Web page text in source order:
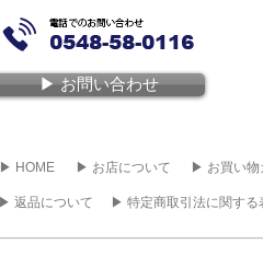
▶︎ お問い合わせ
▶︎ HOME ▶︎ お店について ▶︎ お買い物
▶︎ 返品について ▶︎ 特定商取引法に関する